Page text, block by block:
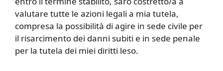
valutare tutte le azioni legali a mia tutela,
compresa la possibilità di agire in sede civile per
il risarcimento dei danni subiti e in sede penale
per la tutela dei miei diritti leso.